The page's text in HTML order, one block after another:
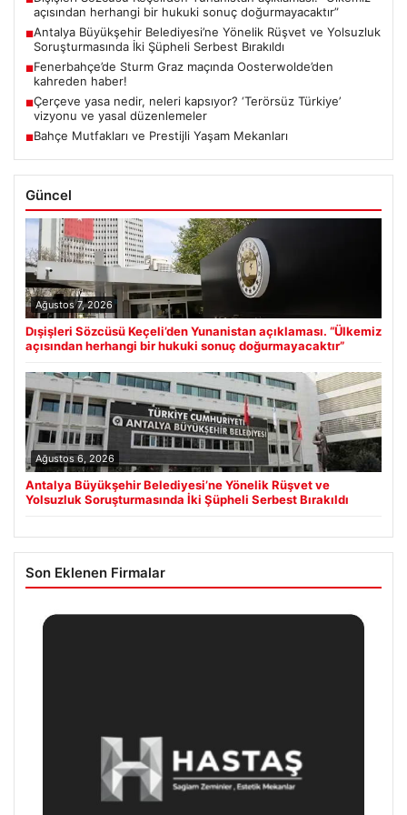
açısından herhangi bir hukuki sonuç doğurmayacaktır”
■Antalya Büyükşehir Belediyesi’ne Yönelik Rüşvet ve Yolsuzluk
Soruşturmasında İki Şüpheli Serbest Bırakıldı
■Fenerbahçe’de Sturm Graz maçında Oosterwolde’den
kahreden haber!
■Çerçeve yasa nedir, neleri kapsıyor? ‘Terörsüz Türkiye’
vizyonu ve yasal düzenlemeler
■Bahçe Mutfakları ve Prestijli Yaşam Mekanları
Güncel
Ağustos 7, 2026
Dışişleri Sözcüsü Keçeli’den Yunanistan açıklaması. “Ülkemiz
açısından herhangi bir hukuki sonuç doğurmayacaktır”
Ağustos 6, 2026
Antalya Büyükşehir Belediyesi’ne Yönelik Rüşvet ve
Yolsuzluk Soruşturmasında İki Şüpheli Serbest Bırakıldı
Son Eklenen Firmalar